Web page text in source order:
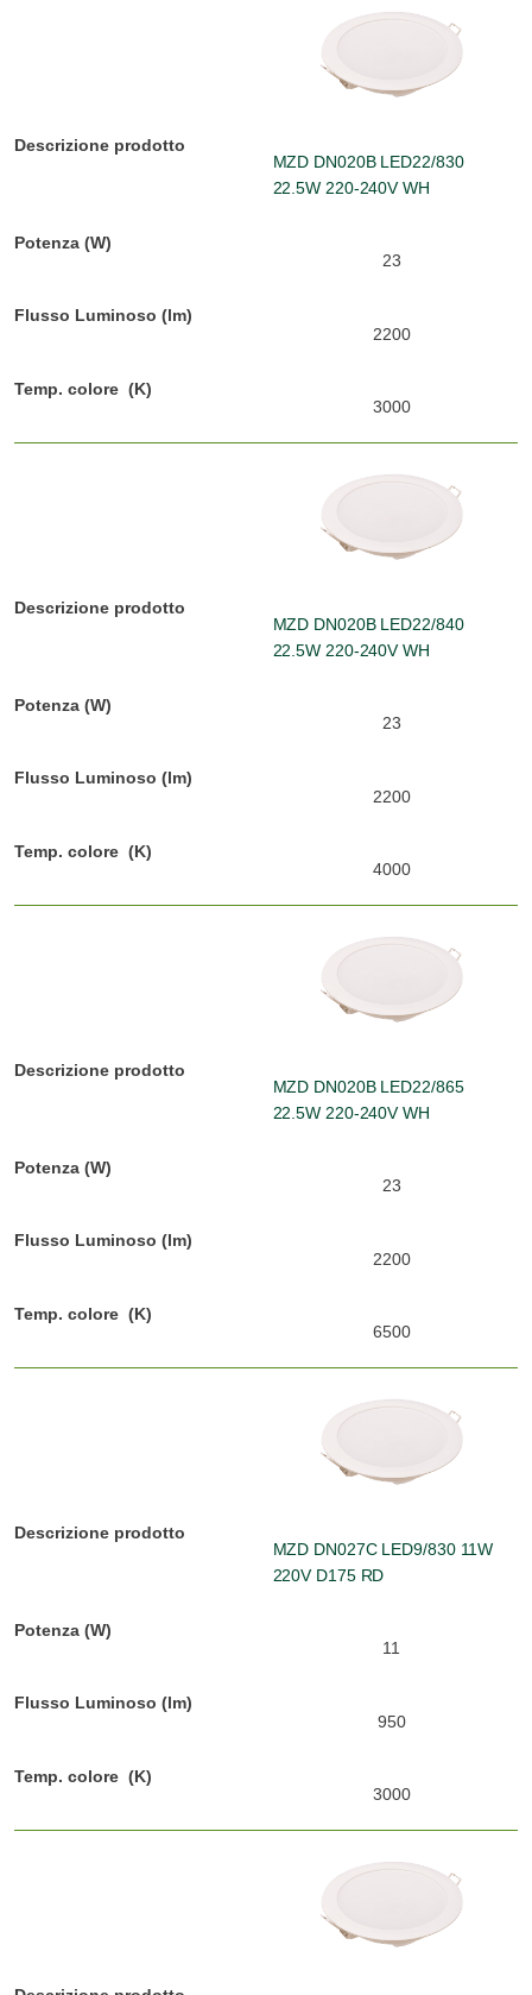
MZD DN020B LED22/830
22.5W 220-240V WH
23
2200
3000
MZD DN020B LED22/840
22.5W 220-240V WH
23
2200
4000
MZD DN020B LED22/865
22.5W 220-240V WH
23
2200
6500
MZD DN027C LED9/830 11W
220V D175 RD
11
950
3000